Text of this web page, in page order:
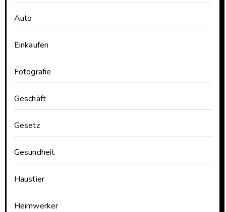
Auto
Einkaufen
Fotografie
Geschäft
Gesetz
Gesundheit
Haustier
Heimwerker